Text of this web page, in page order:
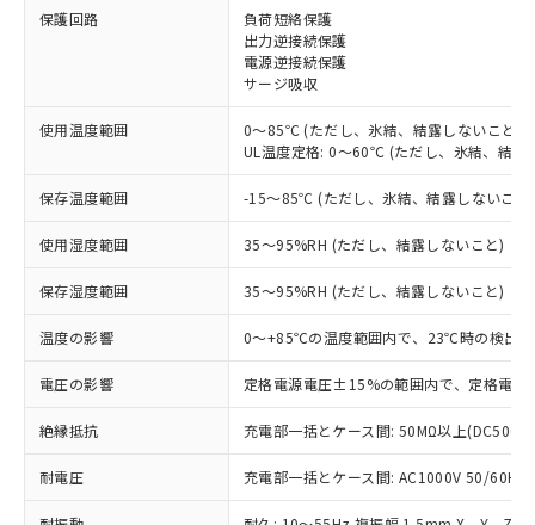
保護回路
負荷短絡保護
出力逆接続保護
電源逆接続保護
サージ吸収
使用温度範囲
0～85℃ (ただし、氷結、結露しないこと)
UL温度定格: 0～60℃ (ただし、氷結、結露
保存温度範囲 -15～85℃ (ただし、氷結、結露しないこと)
使用湿度範囲 35～95%RH (ただし、結露しないこと)
保存湿度範囲 35～95%RH (ただし、結露しないこと)
温度の影響 0～+85℃の温度範囲内で、23℃時の検出
電圧の影響 定格電源電圧±15%の範囲内で、定格電
絶縁抵抗 充電部一括とケース間: 50MΩ以上(DC500V
耐電圧 充電部一括とケース間: AC1000V 50/60Hz
ご利用条件
以下の条件をお読みいただき、同意のうえ
ご利用ください。
本サービスは、当社制御機器事業取扱
商品の当社在庫状況および標準価格
(税抜)を提供させていただくもので
当社制御機器事業取扱商品の中には、
本サービスの対象外となる商品もある
ことをご了承ください。
在庫状況および標準価格照会結果は、
記載している更新日時点での社内デー
※1 対応状況
対応済み：EU RoHS指令（10物質）の
非含有に対応した製品が提供可能な商品で
対応予定：EU RoHS指令（10物質）の非含
有に対応した製品に切り替える予定のある
商品です。
対応予定なし：EU RoHS指令（10物質）の
非含有に非対応の商品で、対応品を出す予
定はありません。
調査・確認中：EU RoHS指令（10物質）の
非含有の対応状況を調査中または確認中の
商品です。
非該当品：ライセンス料など無形物で、有
害物質有無と関係のない商品です。
いたものが、含有品と判明した場合などや
むを得ず変更することがあります。
*EU RoHS指令（10物質）：
※1 中国RoHS○×表
「○」：最大均質材料含有率が中国RoHSの
基準値以下であることを示します。
「×」：最大均質材料含有率が中国RoHSの
基準値を超えていることを示します。
い合わせください。
為替および外国貿易法に定める商品
（以下｢規制貨物等」という）を輸出